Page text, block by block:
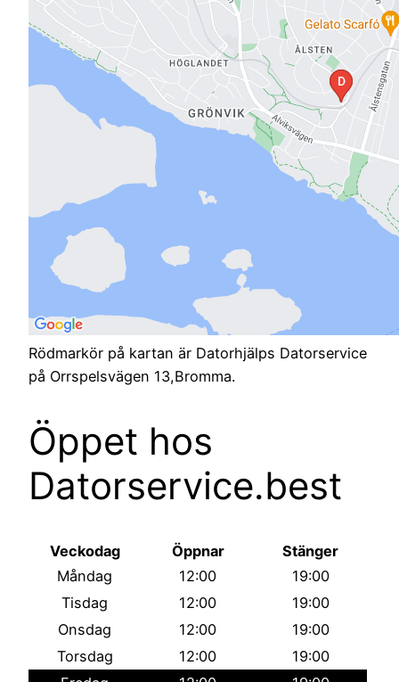
Rödmarkör på kartan är Datorhjälps Datorservice
på Orrspelsvägen 13,Bromma.
Öppet hos
Datorservice.best
Veckodag Öppnar
Stänger
Måndag
12:00
19:00
Tisdag
12:00
19:00
Onsdag
12:00
19:00
Torsdag
12:00
19:00